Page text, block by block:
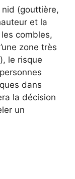
nid (gouttière,
et la
combles,
zone très
le risque
dans
la décision
un